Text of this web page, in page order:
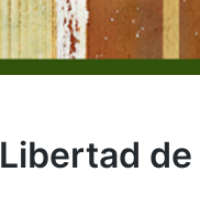
Libertad